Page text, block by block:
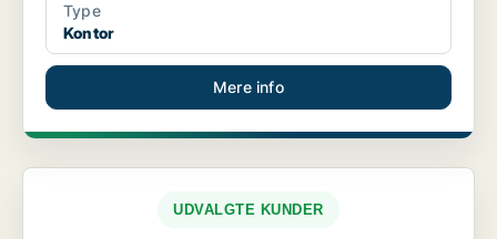
Type
Kontor
Mere info
UDVALGTE KUNDER